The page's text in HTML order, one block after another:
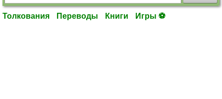
Толкования Переводы Книги Игры ⚽